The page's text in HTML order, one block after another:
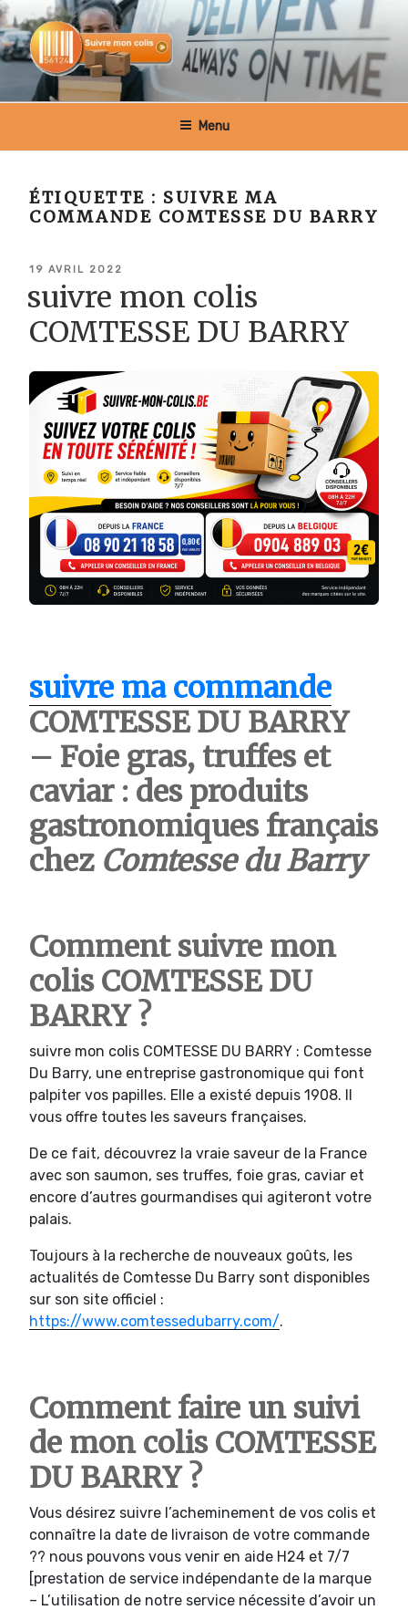
Aller
au
contenu
principal
SUIVRE MON COLIS BELGIQUE
Menu
ÉTIQUETTE : SUIVRE MA
COMMANDE COMTESSE DU BARRY
PUBLIÉ
19 AVRIL 2022
suivre mon colis
COMTESSE DU BARRY
suivre ma commande
COMTESSE DU BARRY
– Foie gras, truffes et
caviar : des produits
gastronomiques français
chez Comtesse du Barry
Comment suivre mon
colis COMTESSE DU
BARRY ?
suivre mon colis COMTESSE DU BARRY : Comtesse
Du Barry, une entreprise gastronomique qui font
palpiter vos papilles. Elle a existé depuis 1908. Il
vous offre toutes les saveurs françaises.
De ce fait, découvrez la vraie saveur de la France
avec son saumon, ses truffes, foie gras, caviar et
encore d’autres gourmandises qui agiteront votre
palais.
Toujours à la recherche de nouveaux goûts, les
actualités de Comtesse Du Barry sont disponibles
sur son site officiel :
https://www.comtessedubarry.com/.
Comment faire un suivi
de mon colis COMTESSE
DU BARRY ?
Vous désirez suivre l’acheminement de vos colis et
connaître la date de livraison de votre commande
?? nous pouvons vous venir en aide H24 et 7/7
[prestation de service indépendante de la marque
– L’utilisation de notre service nécessite d’avoir un